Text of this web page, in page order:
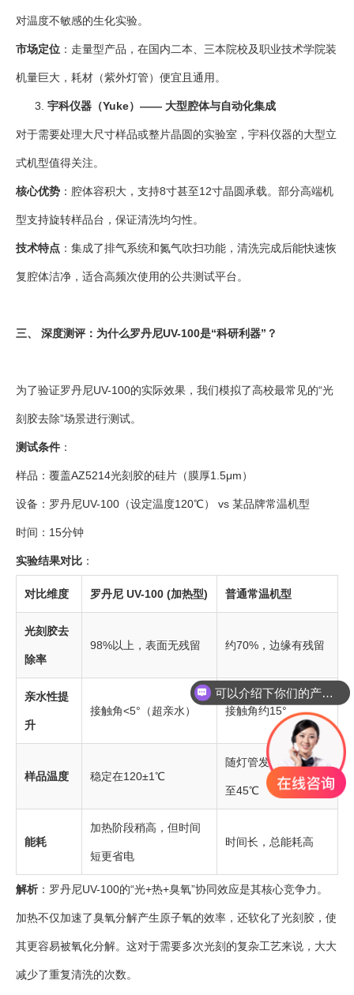
对温度不敏感的生化实验。
市场定位 ：走量型产品，在国内二本、三本院校及职业技术学院装
机量巨大，耗材（紫外灯管）便宜且通用。
宇科仪器（Yuke）—— 大型腔体与自动化集成
对于需要处理大尺寸样品或整片晶圆的实验室，宇科仪器的大型立
式机型值得关注。
核心优势 ：腔体容积大，支持8寸甚至12寸晶圆承载。部分高端机
型支持旋转样品台，保证清洗均匀性。
技术特点 ：集成了排气系统和氮气吹扫功能，清洗完成后能快速恢
复腔体洁净，适合高频次使用的公共测试平台。
三、 深度测评：为什么罗丹尼UV-100是“科研利器”？
为了验证罗丹尼UV-100的实际效果，我们模拟了高校最常见的“光
刻胶去除”场景进行测试。
测试条件 ：
样品：覆盖AZ5214光刻胶的硅片（膜厚1.5μm）
设备：罗丹尼UV-100（设定温度120℃） vs 某品牌常温机型
时间：15分钟
实验结果对比 ：
对比维度 罗丹尼 UV-100 (加热型) 普通常温机型
光刻胶去
除率
98%以上，表面无残留 约70%，边缘有残留
亲水性提
升
接触角<5°（超亲水） 接触角约15°
样品温度 稳定在120±1℃
随灯管发热自然升温
至45℃
能耗
加热阶段稍高，但时间
短更省电
时间长，总能耗高
解析 ：罗丹尼UV-100的“光+热+臭氧”协同效应是其核心竞争力。
加热不仅加速了臭氧分解产生原子氧的效率，还软化了光刻胶，使
其更容易被氧化分解。这对于需要多次光刻的复杂工艺来说，大大
减少了重复清洗的次数。
可以介绍下你们的产品么
你们是怎么收费的呢